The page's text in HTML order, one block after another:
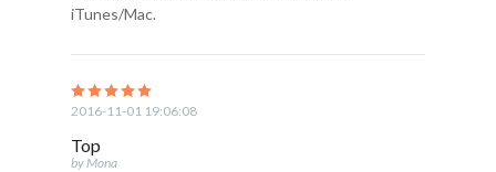
iTunes/Mac.
2016-11-01 19:06:08
Top
by Mona